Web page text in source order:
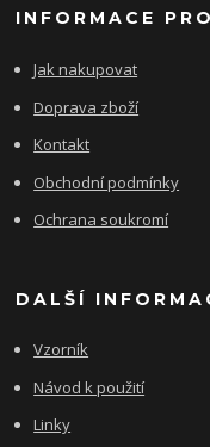
INFORMACE
Jak nakupovat
Doprava zboží
Kontakt
Obchodní podmínky
Ochrana soukromí
DALŠÍ
Vzorník
Návod k použití
Linky